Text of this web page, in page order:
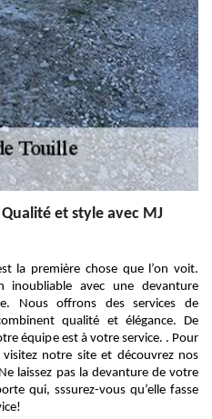
et style avec MJ
la première chose que l’on voit.
inoubliable avec une devanture
Nous offrons des services de
qualité et élégance. De
équipe est à votre service. . Pour
notre site et découvrez nos
laissez pas la devanture de votre
qui, sssurez-vous qu’elle fasse